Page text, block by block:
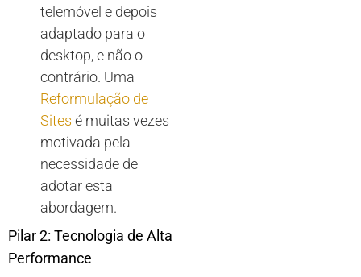
telemóvel e depois
adaptado para o
desktop, e não o
contrário. Uma
Reformulação de
Sites é muitas vezes
motivada pela
necessidade de
adotar esta
abordagem.
Pilar 2: Tecnologia de Alta
Performance